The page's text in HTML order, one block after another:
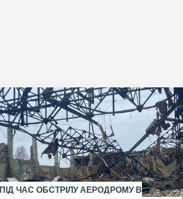
ПІД ЧАС ОБСТРІЛУ АЕРОДРОМУ В